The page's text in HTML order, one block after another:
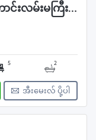
ရန်ကင်း, ကျောက်ကုန်းအနီး, မိုးကောင်းလမ်းမကြီးပေါ်ရှိ 2RCဂရံ လုံးချင်းအရောင်း
5 2
အီးမေးလ် ပို့ပါ